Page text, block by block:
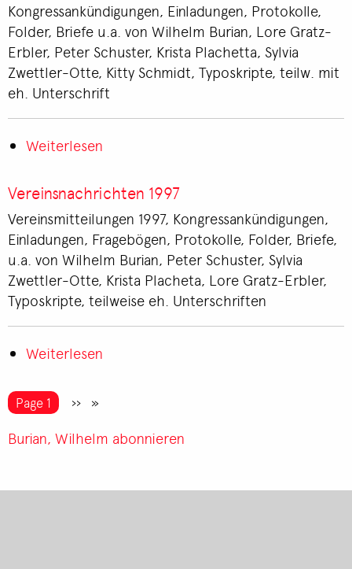
Kongressankündigungen, Einladungen, Protokolle,
Folder, Briefe u.a. von Wilhelm Burian, Lore Gratz-
Erbler, Peter Schuster, Krista Plachetta, Sylvia
Zwettler-Otte, Kitty Schmidt, Typoskripte, teilw. mit
eh. Unterschrift
Weiterlesen
1996
Vereinsnachrichten 1997
Vereinsmitteilungen 1997, Kongressankündigungen,
Einladungen, Fragebögen, Protokolle, Folder, Briefe,
u.a. von Wilhelm Burian, Peter Schuster, Sylvia
Zwettler-Otte, Krista Placheta, Lore Gratz-Erbler,
Typoskripte, teilweise eh. Unterschriften
Weiterlesen
Seitennummerierung
You're on
Page 1
Nächste
››
Burian, Wilhelm abonnieren